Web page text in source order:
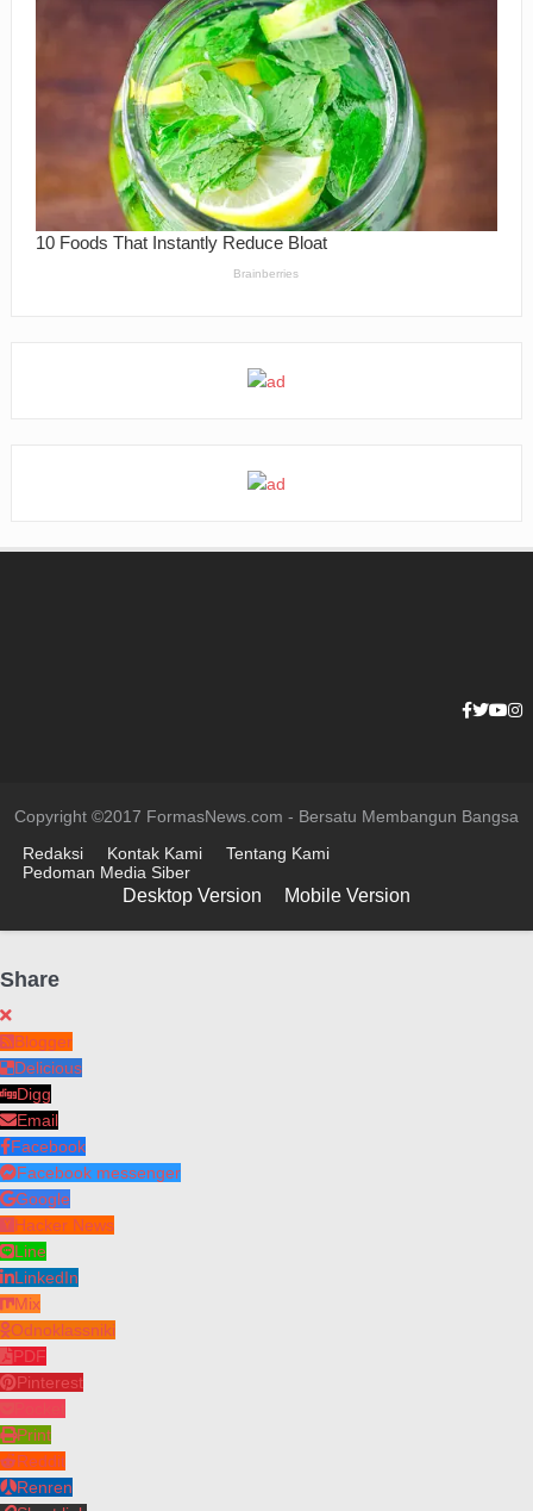
Copyright ©2017 FormasNews.com - Bersatu Membangun Bangsa
Redaksi
Kontak Kami
Tentang Kami
Pedoman Media Siber
Desktop Version Mobile Version
Share
Blogger
Delicious
Digg
Email
Facebook
Facebook messenger
Google
Hacker News
Line
LinkedIn
Mix
Odnoklassniki
PDF
Pinterest
Print
Reddit
Renren